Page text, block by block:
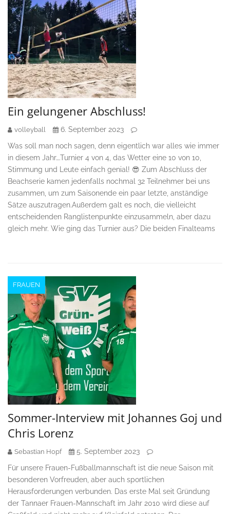
Ein gelungener Abschluss!
volleyball
6. September 2023
Was soll man noch sagen, denn eigentlich war alles wie immer
in diesem Jahr….Turnier 4 von 4, das Wetter eine 10 von 10,
Stimmung und Leute einfach genial! 😎 Zum Abschluss der
Beachserie kamen jedenfalls nochmal 32 Teilnehmer bei uns
zusammen, um zum Saisonende ein paar letzte, anständige
Sätze auszutragen.Außerdem galt es noch, die vielleicht
entscheidenden Ranglistenpunkte einzusammeln, aber dazu
gleich mehr. Wie ging das Turnier aus? Die beiden Finalteams
FRAUEN
Sommer-Interview mit Johannes Goj und
Chris Lorenz
Sebastian Hopf
5. September 2023
Für unsere Frauen-Fußballmannschaft ist die neue Saison mit
besonderen Vorfreuden, aber auch sportlichen
Herausforderungen verbunden. Das erste Mal seit Gründung
der Tannaer Frauen-Mannschaft im Jahr 2010 wird diese auf